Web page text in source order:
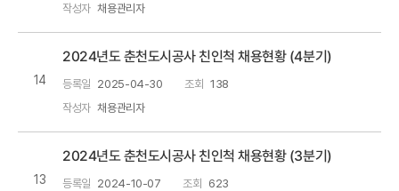
작성자 채용관리자
14
2024년도 춘천도시공사 친인척 채용현황 (4분기)
등록일 2025-04-30 조회 138
작성자 채용관리자
13
2024년도 춘천도시공사 친인척 채용현황 (3분기)
등록일 2024-10-07 조회 623